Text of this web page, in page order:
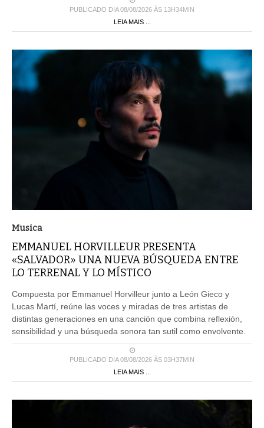
PUBLICADO DIA 08/08/2026 ÀS 13H34MIN
LEIA MAIS ...
Musica
EMMANUEL HORVILLEUR PRESENTA
«SALVADOR» UNA NUEVA BÚSQUEDA ENTRE
LO TERRENAL Y LO MÍSTICO
Compuesta por Emmanuel Horvilleur junto a León Gieco y
Lucas Martí, reúne las voces y miradas de tres artistas de
distintas generaciones en una canción que combina reflexión,
sensibilidad y una búsqueda sonora tan sutil como envolvente.
PUBLICADO DIA 08/08/2026 ÀS 03H37MIN
LEIA MAIS ...